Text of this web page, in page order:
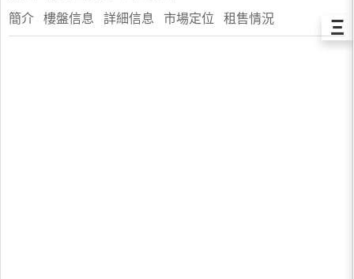
簡介 樓盤信息 詳細信息 市場定位 租售情況
Ξ